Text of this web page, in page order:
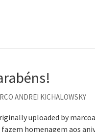
ANDREI KICHALOWSKY
uploaded by
homenagem aos